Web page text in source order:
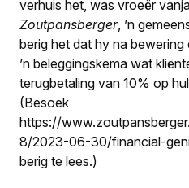
verhuis het, was vroeër
Zoutpansberger, ’n
berig het dat hy na
’n beleggingskema wat
terugbetaling van 10% op
(Besoek
https://
8/2023-06-30/financial-
berig te lees.)